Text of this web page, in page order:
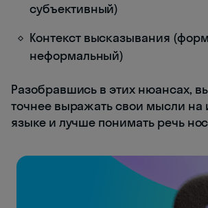
субъективный)
Контекст высказывания
неформальный)
Разобравшись в этих нюансах,
точнее выражать свои мысли на
языке и лучше понимать речь